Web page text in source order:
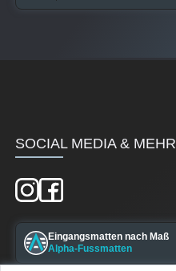
SOCIAL MEDIA & MEHR
Eingangsmatten nach Maß
Alpha-Fussmatten